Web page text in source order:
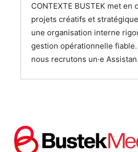
Don't
out!
CONTEXTE BUSTEK met
projets créatifs et
une organisation interne
gestion opérationnelle fiable.
nous recrutons un·e